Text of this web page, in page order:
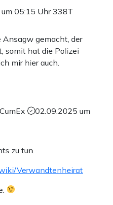
05:15 Uhr338T
Ansagw gemacht, der
somit hat die Polizei
mir hier auch.
02.09.2025 um
zu tun.
Verwandtenheirat